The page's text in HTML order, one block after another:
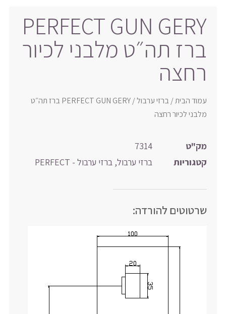
PERFECT GUN GERY
ברז תה״ט מלבני לכיור
רחצה
עמוד הבית/ ברזי ערבול
/ PERFECT GUN GERY ברז תה״ט
מלבני לכיור רחצה
מק"ט
7314
קטגוריות
ברזי ערבול, ברזי ערבול - PERFECT
שרטוטים להורדה: